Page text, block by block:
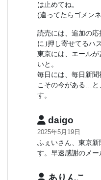
は止めてね。
(違ってたらゴメン
読売には、追加の
に｣押し寄せてるハ
東京には、エール
いと。
毎日には、毎日新
こその今がある…と
す。
daigo
2025年5月19日
ふぇいさん、東京
す。早速感謝のメー
ありんこ